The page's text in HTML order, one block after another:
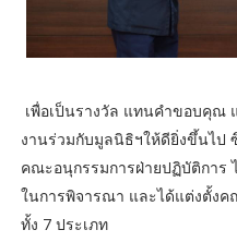
เพื่อเป็นรางวัล แทนคำขอบคุณ
งานร่วมกับมูลนิธิฯให้ดียิ่งขึ้นไป
คณะอนุกรรมการฝ่ายปฏิบัติกา
ในการพิจารณา และได้แต่งตั้งค
ทั้ง 7 ประเภท